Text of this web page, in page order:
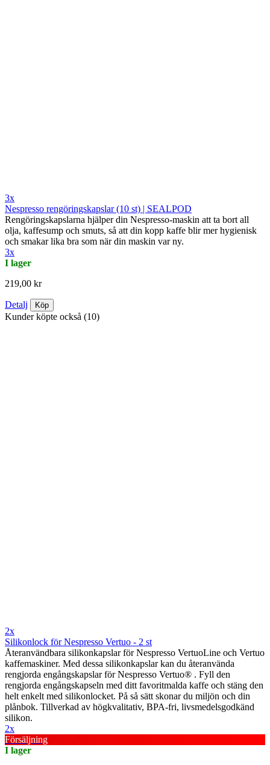
3x
Nespresso rengöringskapslar (10 st) | SEALPOD
Rengöringskapslarna hjälper din Nespresso-maskin att ta bort all
olja, kaffesump och smuts, så att din kopp kaffe blir mer hygienisk
och smakar lika bra som när din maskin var ny.
3x
I lager
219,00 kr
Detalj Köp
Kunder köpte också (10)
2x
Silikonlock för Nespresso Vertuo - 2 st
Återanvändbara silikonkapslar för Nespresso VertuoLine och Vertuo
kaffemaskiner. Med dessa silikonkapslar kan du återanvända
rengjorda engångskapslar för Nespresso Vertuo® . Fyll den
rengjorda engångskapseln med ditt favoritmalda kaffe och stäng den
helt enkelt med silikonlocket. På så sätt skonar du miljön och din
plånbok. Tillverkad av högkvalitativ, BPA-fri, livsmedelsgodkänd
silikon.
2x
Försäljning
I lager